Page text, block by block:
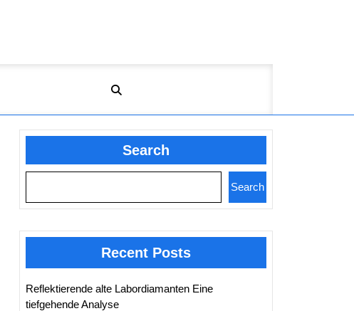
Search
Search
Recent Posts
Reflektierende alte Labordiamanten Eine
tiefgehende Analyse